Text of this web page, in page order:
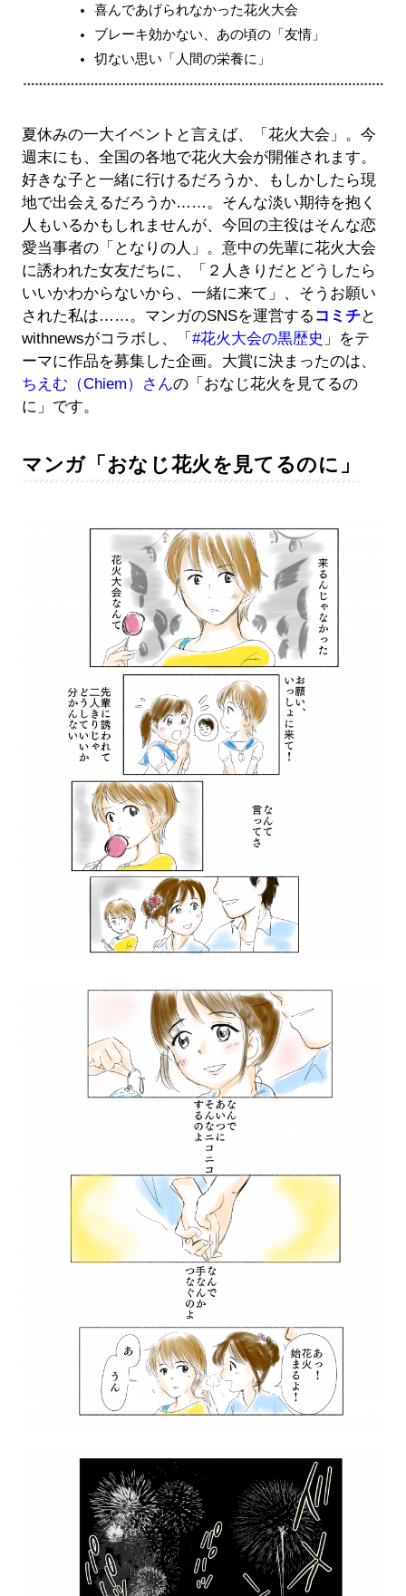
喜んであげられなかった花火大会
ブレーキ効かない、あの頃の「友情」
切ない思い「人間の栄養に」
夏休みの一大イベントと言えば、「花火大会」。今
週末にも、全国の各地で花火大会が開催されます。
好きな子と一緒に行けるだろうか、もしかしたら現
地で出会えるだろうか……。そんな淡い期待を抱く
人もいるかもしれませんが、今回の主役はそんな恋
愛当事者の「となりの人」。意中の先輩に花火大会
に誘われた女友だちに、「２人きりだとどうしたら
いいかわからないから、一緒に来て」、そうお願い
された私は……。マンガのSNSを運営する コミチと
withnewsがコラボし、「 #花火大会の黒歴史 」をテ
ーマに作品を募集した企画。大賞に決まったのは、
ちえむ（Chiem）さんの「おなじ花火を見てるの
に」です。
マンガ「おなじ花火を見てるのに」